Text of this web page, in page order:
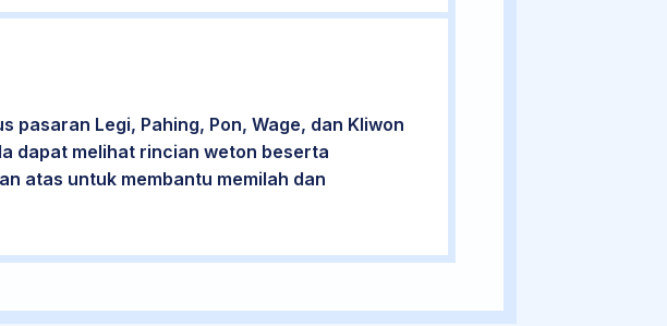
pasaran Legi, Pahing, Pon, Wage, dan Kliwon
dapat melihat rincian weton beserta
atas untuk membantu memilah dan